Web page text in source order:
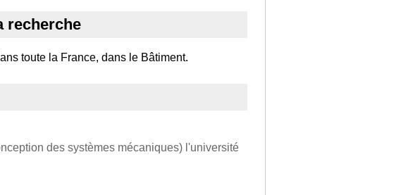
recherche
toute la France, dans le Bâtiment.
des systèmes mécaniques) l'université